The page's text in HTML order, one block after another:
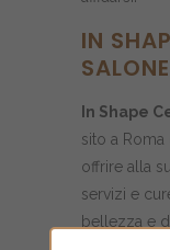
IN
In Shape
sito a
offrire alla
servizi e
bellezza e